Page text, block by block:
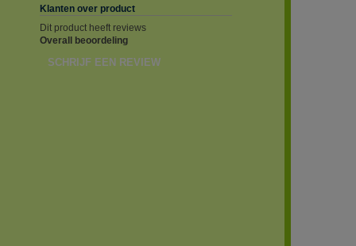
Klanten over product
Dit product heeft reviews
Overall beoordeling
SCHRIJF EEN REVIEW